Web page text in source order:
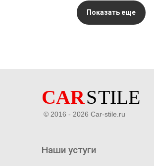
Показать еще
Наши устуги
© 2016 - 2026 Car-stile.ru